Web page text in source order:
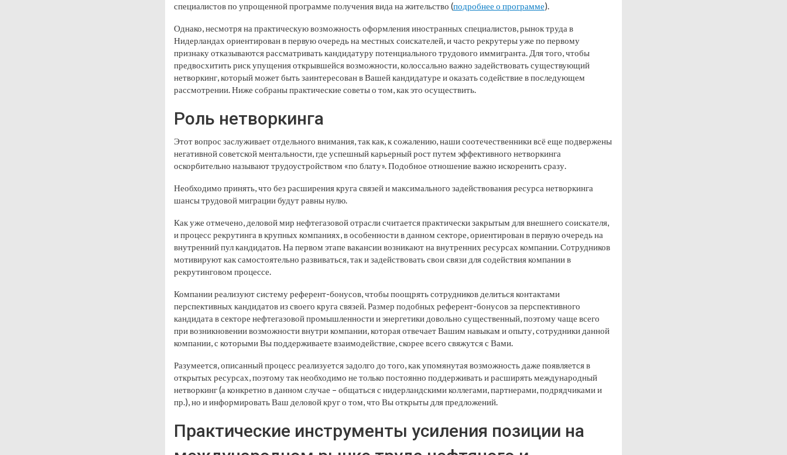
специалистов по упрощенной программе получения вида на жительство (подробнее о программе).
Однако, несмотря на практическую возможность оформления иностранных специалистов, рынок труда в
Нидерландах ориентирован в первую очередь на местных соискателей, и часто рекрутеры уже по первому
признаку отказываются рассматривать кандидатуру потенциального трудового иммигранта. Для того, чтобы
предвосхитить риск упущения открывшейся возможности, колоссально важно задействовать существующий
нетворкинг, который может быть заинтересован в Вашей кандидатуре и оказать содействие в последующем
рассмотрении. Ниже собраны практические советы о том, как это осуществить.
Роль нетворкинга
Этот вопрос заслуживает отдельного внимания, так как, к сожалению, наши соотечественники всё еще подвержены
негативной советской ментальности, где успешный карьерный рост путем эффективного нетворкинга
оскорбительно называют трудоустройством «по блату». Подобное отношение важно искоренить сразу.
Необходимо принять, что без расширения круга связей и максимального задействования ресурса нетворкинга
шансы трудовой миграции будут равны нулю.
Как уже отмечено, деловой мир нефтегазовой отрасли считается практически закрытым для внешнего соискателя,
и процесс рекрутинга в крупных компаниях, в особенности в данном секторе, ориентирован в первую очередь на
внутренний пул кандидатов. На первом этапе вакансии возникают на внутренних ресурсах компании. Сотрудников
мотивируют как самостоятельно развиваться, так и задействовать свои связи для содействия компании в
рекрутинговом процессе.
Компании реализуют систему референт-бонусов, чтобы поощрять сотрудников делиться контактами
перспективных кандидатов из своего круга связей. Размер подобных референт-бонусов за перспективного
кандидата в секторе нефтегазовой промышленности и энергетики довольно существенный, поэтому чаще всего
при возникновении возможности внутри компании, которая отвечает Вашим навыкам и опыту, сотрудники данной
компании, с которыми Вы поддерживаете взаимодействие, скорее всего свяжутся с Вами.
Разумеется, описанный процесс реализуется задолго до того, как упомянутая возможность даже появляется в
открытых ресурсах, поэтому так необходимо не только постоянно поддерживать и расширять международный
нетворкинг (а конкретно в данном случае – общаться с нидерландскими коллегами, партнерами, подрядчиками и
пр.), но и информировать Ваш деловой круг о том, что Вы открыты для предложений.
Практические инструменты усиления позиции на